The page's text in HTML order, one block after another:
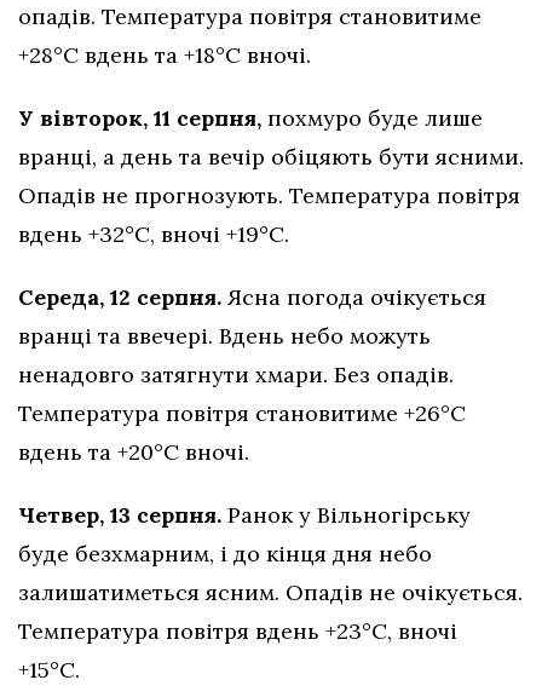
опадів. Температура повітря становитиме
+28°C вдень та +18°C вночі.
У вівторок, 11 серпня, похмуро буде лише
вранці, а день та вечір обіцяють бути ясними.
Опадів не прогнозують. Температура повітря
вдень +32°C, вночі +19°C.
Середа, 12 серпня. Ясна погода очікується
вранці та ввечері. Вдень небо можуть
ненадовго затягнути хмари. Без опадів.
Температура повітря становитиме +26°C
вдень та +20°C вночі.
Четвер, 13 серпня. Ранок у Вільногірську
буде безхмарним, і до кінця дня небо
залишатиметься ясним. Опадів не очікується.
Температура повітря вдень +23°C, вночі
+15°C.